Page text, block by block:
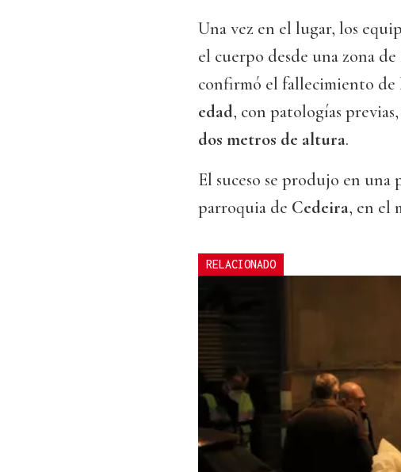
Una vez en el lugar, los
el cuerpo desde una zona
confirmó el fallecimiento de
edad, con patologías
dos metros de altura.
El suceso se produjo en una
parroquia de Cedeira, en el
RELACIONADO